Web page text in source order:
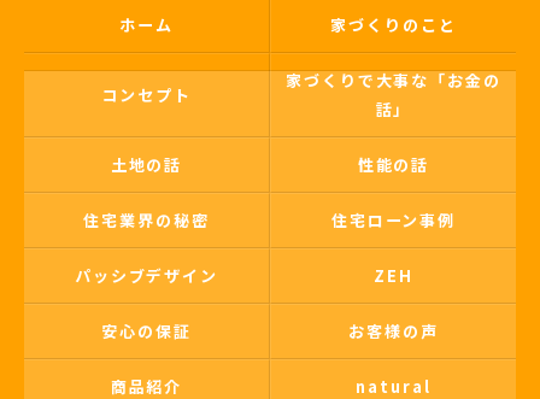
ホーム 家づくりのこと
コンセプト
家づくりで大事な「お金の
話」
土地の話 性能の話
住宅業界の秘密 住宅ローン事例
パッシブデザイン ZEH
安心の保証 お客様の声
商品紹介 natural